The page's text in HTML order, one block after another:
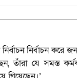
নির্বাচন
যে সমস্ত